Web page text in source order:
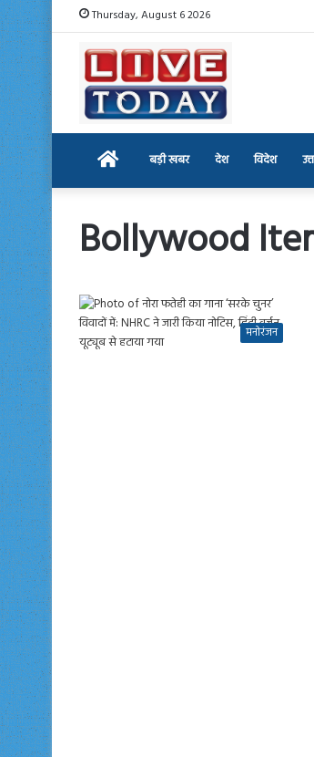
Thursday, August 6 2026
Home बड़ी खबर देश विदेश
Bollywood
मनोरंजन